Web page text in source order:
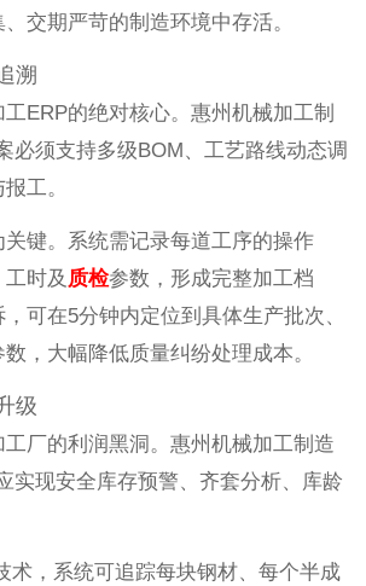
交期严苛的制造环境中存活。
溯
ERP的绝对核心。惠州机械加工制
必须支持多级BOM、工艺路线动态调
工。
键。系统需记录每道工序的操作
时及 质检参数，形成完整加工档
可在5分钟内定位到具体生产批次、
，大幅降低质量纠纷处理成本。
级
厂的利润黑洞。惠州机械加工制造
实现安全库存预警、齐套分析、库龄
术，系统可追踪每块钢材、每个半成